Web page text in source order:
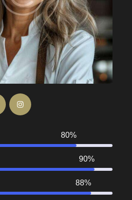
80%
90%
88%